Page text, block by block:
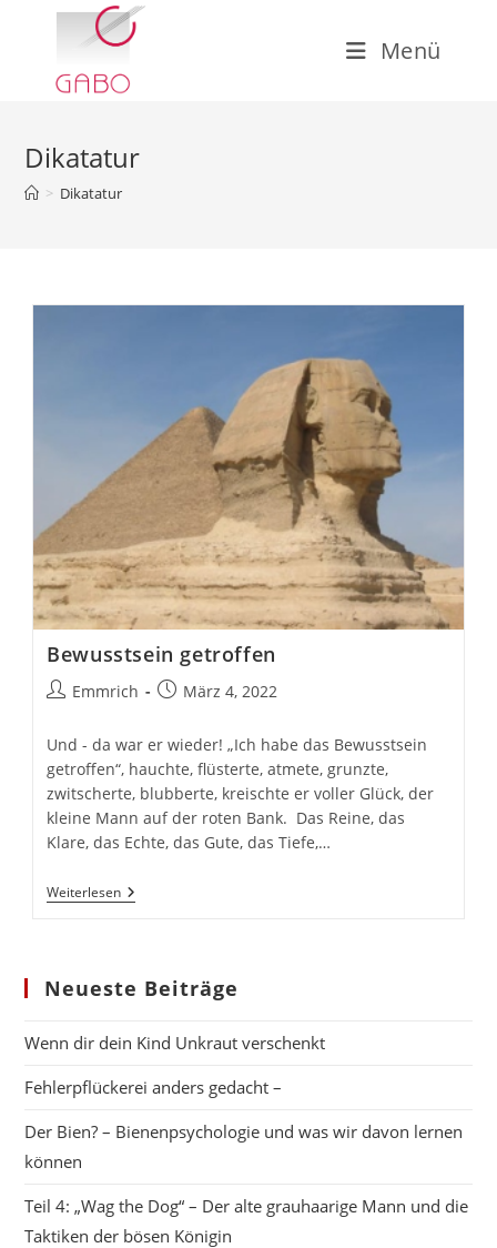
Menü
Dikatatur
> Dikatatur
Bewusstsein getroffen
Beitrags-
Emmrich
BeitragMärz 4, 2022
Und - da war er wieder! „Ich habe das Bewusstsein
getroffen“, hauchte, flüsterte, atmete, grunzte,
zwitscherte, blubberte, kreischte er voller Glück, der
kleine Mann auf der roten Bank. Das Reine, das
Klare, das Echte, das Gute, das Tiefe,…
WeiterlesenBewusstsein
Getroffen
Neueste Beiträge
Wenn dir dein Kind Unkraut verschenkt
Fehlerpflückerei anders gedacht –
Der Bien? – Bienenpsychologie und was wir davon lernen
können
Teil 4: „Wag the Dog“ – Der alte grauhaarige Mann und die
Taktiken der bösen Königin